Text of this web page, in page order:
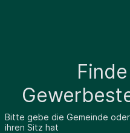
Bitte gebe die Gemeinde
ihren Sitz hat